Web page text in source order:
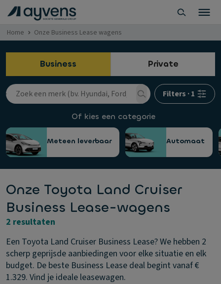
Home Onze Business Lease wagens
Business Private
Filters ·1
Of kies een categorie
Meteen leverbaar Automaat
Onze Toyota Land Cruiser
Business Lease-wagens
2 resultaten
Een Toyota Land Cruiser Business Lease? We hebben 2
scherp geprijsde aanbiedingen voor elke situatie en elk
budget. De beste Business Lease deal begint vanaf €
1.329. Vind je ideale leasewagen.